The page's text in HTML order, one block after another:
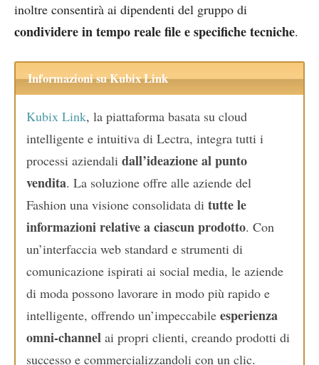
inoltre consentirà ai dipendenti del gruppo di
condividere in tempo reale file e specifiche tecniche.
Informazioni su Kubix Link
Kubix Link, la piattaforma basata su cloud
intelligente e intuitiva di Lectra, integra tutti i
processi aziendali dall’ideazione al punto
vendita. La soluzione offre alle aziende del
Fashion una visione consolidata di tutte le
informazioni relative a ciascun prodotto. Con
un’interfaccia web standard e strumenti di
comunicazione ispirati ai social media, le aziende
di moda possono lavorare in modo più rapido e
intelligente, offrendo un’impeccabile esperienza
omni-channel ai propri clienti, creando prodotti di
successo e commercializzandoli con un clic.